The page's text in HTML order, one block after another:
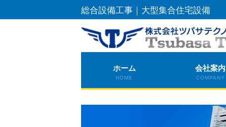
総合設備工事｜大型集合住宅設備
ホーム
HOME
会社案内
COMPANY